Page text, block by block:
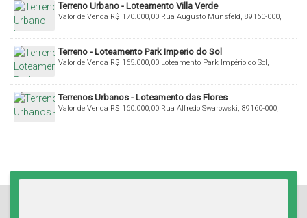
Terreno Urbano - Loteamento Villa Verde
R$ 170.000,00
Valor de Venda
Rua Augusto Munsfeld, 89160-000,
Terreno - Loteamento Park Imperio do Sol
R$ 165.000,00
Valor de Venda
Loteamento Park Império do Sol,
Terrenos Urbanos - Loteamento das Flores
R$ 160.000,00
Valor de Venda
Rua Alfredo Swarowski, 89160-000,